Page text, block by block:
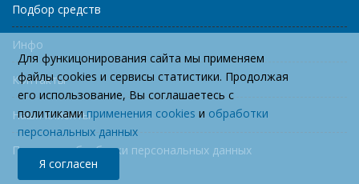
Подбор средств
Инфо
Контакты
Наши клиенты
Политика обработки персональных данных
Для функицонирования сайта мы применяем
файлы cookies и сервисы статистики. Продолжая
его использование, Вы соглашаетесь с
политикамиприменения cookies и обработки
персональных данных
Я согласен